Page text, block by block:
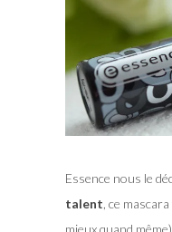
Essence nous le
talent , ce
mieux quand